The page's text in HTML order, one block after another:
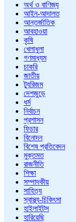
অর্থ ও বাণিজ্য
আইন-আদালত
আন্তর্জাতিক
আবহাওয়া
কৃষি
খেলাধুলা
গণমাধ্যম
চাকরি
জাতীয়
ট্যুরিজম
দেশজুড়ে
ধর্ম
নির্বাচন
প্রশাসন
ফিচার
বিনোদন
বিশেষ প্রতিবেদন
মুক্তমত
রাজনীতি
শিক্ষা
সম্পাদকীয়
সাহিত্য
স্বাস্থ্য-চিকিৎসা
হাইলাইটস
হারিয়েছি